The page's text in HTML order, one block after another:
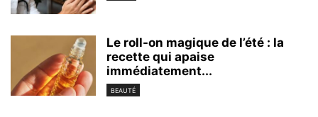
Le roll-on magique de l’été : la
recette qui apaise
immédiatement...
BEAUTÉ